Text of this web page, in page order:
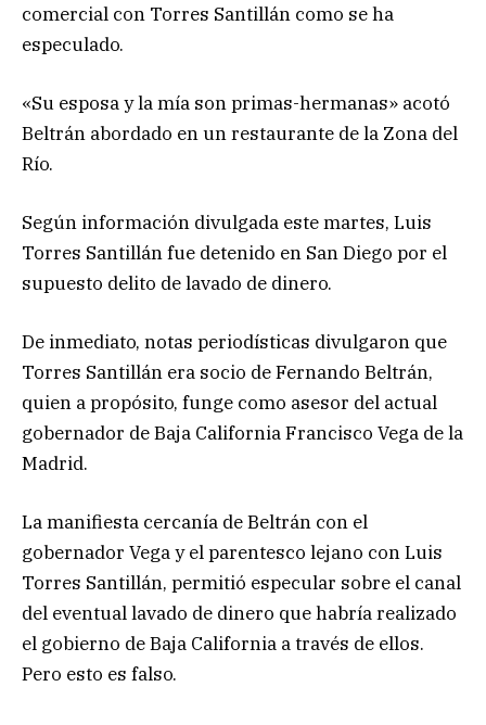
comercial con Torres Santillán como se ha
especulado.
«Su esposa y la mía son primas-hermanas» acotó
Beltrán abordado en un restaurante de la Zona del
Río.
Según información divulgada este martes, Luis
Torres Santillán fue detenido en San Diego por el
supuesto delito de lavado de dinero.
De inmediato, notas periodísticas divulgaron que
Torres Santillán era socio de Fernando Beltrán,
quien a propósito, funge como asesor del actual
gobernador de Baja California Francisco Vega de la
Madrid.
La manifiesta cercanía de Beltrán con el
gobernador Vega y el parentesco lejano con Luis
Torres Santillán, permitió especular sobre el canal
del eventual lavado de dinero que habría realizado
el gobierno de Baja California a través de ellos.
Pero esto es falso.